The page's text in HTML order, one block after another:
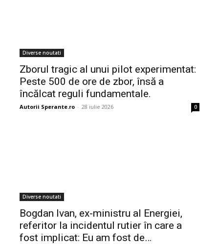
Diverse noutati
Zborul tragic al unui pilot experimentat:
Peste 500 de ore de zbor, însă a
încălcat reguli fundamentale.
Autorii Sperante.ro - 28 iulie 2026 0
Diverse noutati
Bogdan Ivan, ex-ministru al Energiei,
referitor la incidentul rutier în care a
fost implicat: Eu am fost de…